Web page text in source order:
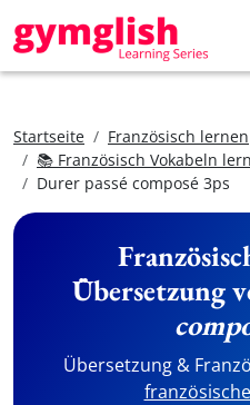
Startseite
Französisch lernen
📚 Französisch Vokabeln
Durer passé composé 3ps
Übersetzung
Übersetzung &